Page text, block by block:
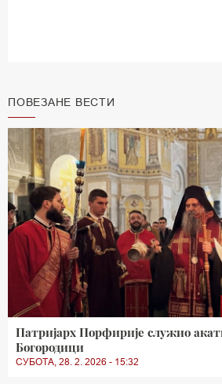
ПОВЕЗАНЕ ВЕСТИ
Патријарх Порфирије служио
Богородици
СУБОТА, 28. 2. 2026 - 15:32